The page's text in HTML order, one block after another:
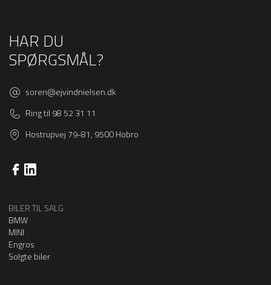
HAR DU
SPØRGSMÅL?
soren@ejvindnielsen.dk
Ring til 98 52 31 11
Hostrupvej 79-81, 9500 Hobro
BILER TIL SALG
BMW
MINI
Engros
Solgte biler